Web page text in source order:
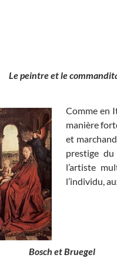
Le peintre et
Comme en
manière
et
prestige
l’artiste
l’individu,
Bosch et Bruegel